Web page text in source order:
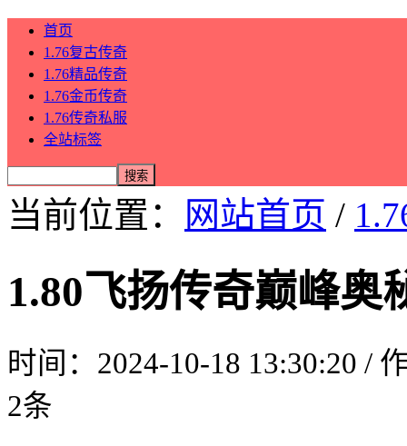
首页
1.76复古传奇
1.76精品传奇
1.76金币传奇
1.76传奇私服
全站标签
当前位置： 网站首页 /
1.80飞扬传奇巅峰奥
时间：2024-10-18 13:30:20 /
2条